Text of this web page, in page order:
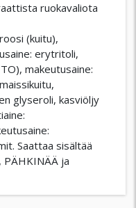
ruokavaliota
(kuitu),
erytritoli,
makeutusaine:
glyseroli, kasviöljy
Saattaa sisältää
PÄHKINÄÄ ja